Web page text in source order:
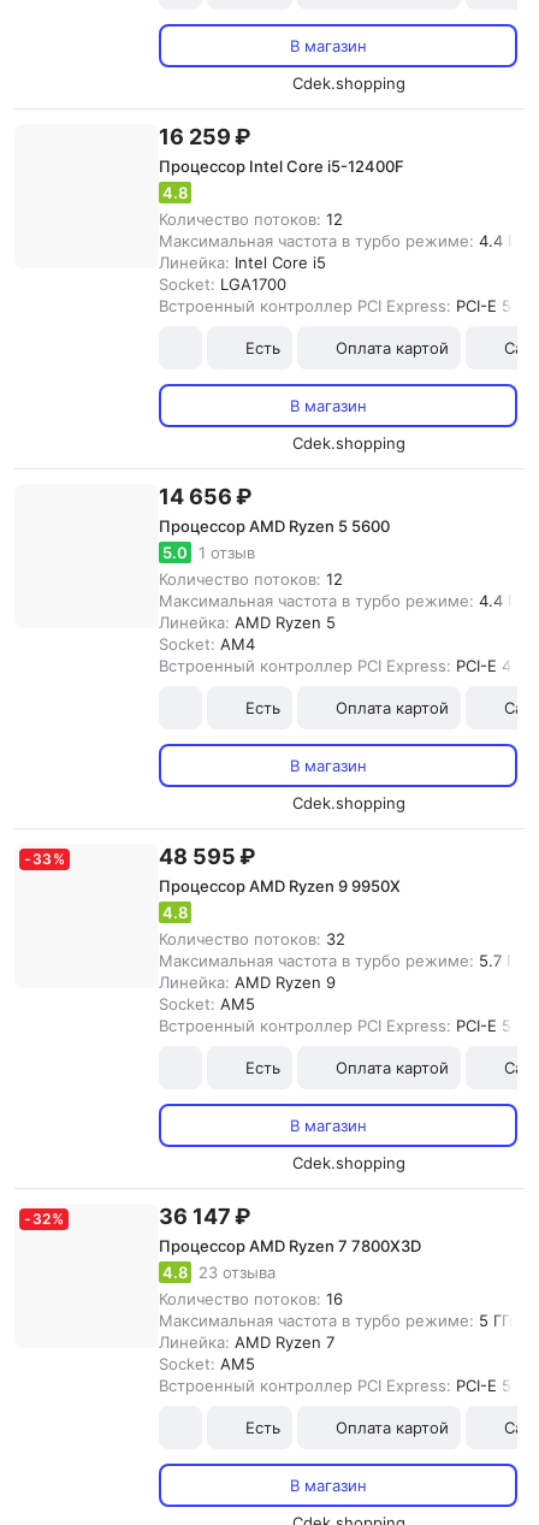
В магазин
Cdek.shopping
16 259 ₽
Процессор Intel Core i5-12400F
4.8
Количество потоков: 12
Максимальная частота в турбо режиме: 4.4 ГГц
Линейка: Intel Core i5
Socket: LGA1700
Встроенный контроллер PCI Express: PCI-E 5.0
Есть Оплата картой
В магазин
Cdek.shopping
14 656 ₽
Процессор AMD Ryzen 5 5600
5.0
1 отзыв
Количество потоков: 12
Максимальная частота в турбо режиме: 4.4 ГГц
Линейка: AMD Ryzen 5
Socket: AM4
Встроенный контроллер PCI Express: PCI-E 4.0
Есть Оплата картой
В магазин
Cdek.shopping
- 33 % 48 595 ₽
Процессор AMD Ryzen 9 9950X
4.8
Количество потоков: 32
Максимальная частота в турбо режиме: 5.7 ГГц
Линейка: AMD Ryzen 9
Socket: AM5
Встроенный контроллер PCI Express: PCI-E 5.0
Есть Оплата картой
В магазин
Cdek.shopping
- 32% 36 147 ₽
Процессор AMD Ryzen 7 7800X3D
4.8
23 отзыва
Количество потоков: 16
Максимальная частота в турбо режиме: 5 ГГц
Линейка: AMD Ryzen 7
Socket: AM5
Встроенный контроллер PCI Express: PCI-E 5.0
Есть Оплата картой
В магазин